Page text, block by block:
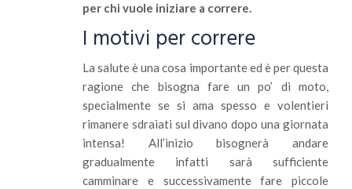
per chi vuole iniziare a correre.
I motivi per correre
La salute è una cosa importante ed è per questa
ragione che bisogna fare un po’ di moto,
specialmente se si ama spesso e volentieri
rimanere sdraiati sul divano dopo una giornata
intensa! All’inizio bisognerà andare
gradualmente infatti sarà sufficiente
camminare e successivamente fare piccole